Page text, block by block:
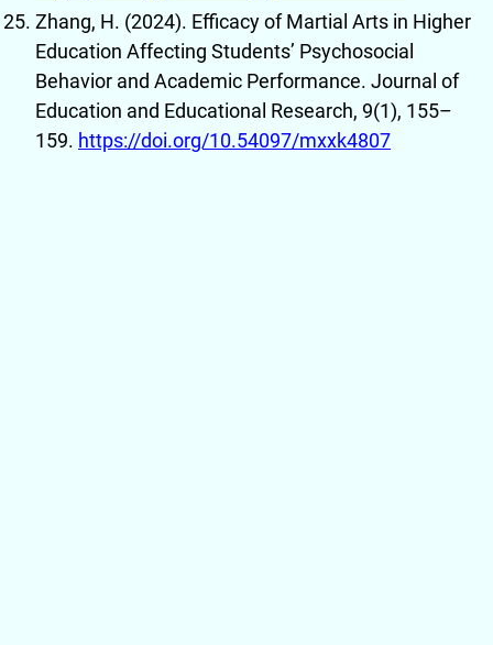
Zhang, H. (2024). Efficacy of Martial Arts in Higher
Education Affecting Students’ Psychosocial
Behavior and Academic Performance. Journal of
Education and Educational Research, 9(1), 155–
159. https://doi.org/10.54097/mxxk4807